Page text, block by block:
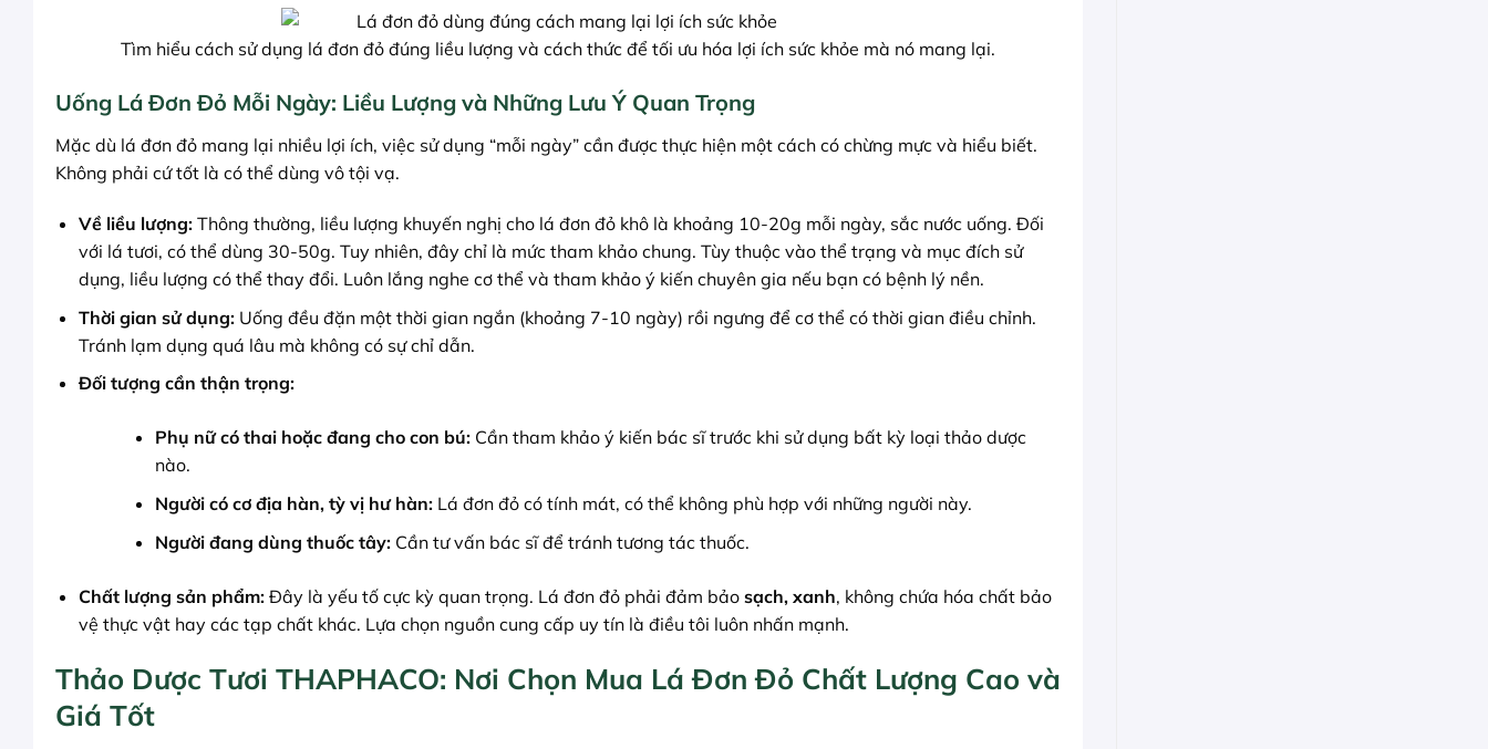
Tìm hiểu cách sử dụng lá đơn đỏ đúng liều lượng và cách thức để tối ưu hóa lợi ích sức khỏe mà nó mang lại.
Uống Lá Đơn Đỏ Mỗi Ngày: Liều Lượng và Những Lưu Ý Quan Trọng
Mặc dù lá đơn đỏ mang lại nhiều lợi ích, việc sử dụng “mỗi ngày” cần được thực hiện một cách có chừng mực và hiểu biết.
Không phải cứ tốt là có thể dùng vô tội vạ.
Về liều lượng:Thông thường, liều lượng khuyến nghị cho lá đơn đỏ khô là khoảng 10-20g mỗi ngày, sắc nước uống. Đối
với lá tươi, có thể dùng 30-50g. Tuy nhiên, đây chỉ là mức tham khảo chung. Tùy thuộc vào thể trạng và mục đích sử
dụng, liều lượng có thể thay đổi. Luôn lắng nghe cơ thể và tham khảo ý kiến chuyên gia nếu bạn có bệnh lý nền.
Thời gian sử dụng:Uống đều đặn một thời gian ngắn (khoảng 7-10 ngày) rồi ngưng để cơ thể có thời gian điều chỉnh.
Tránh lạm dụng quá lâu mà không có sự chỉ dẫn.
Đối tượng cần thận trọng:
Phụ nữ có thai hoặc đang cho con bú:Cần tham khảo ý kiến bác sĩ trước khi sử dụng bất kỳ loại thảo dược
nào.
Người có cơ địa hàn, tỳ vị hư hàn:Lá đơn đỏ có tính mát, có thể không phù hợp với những người này.
Người đang dùng thuốc tây:Cần tư vấn bác sĩ để tránh tương tác thuốc.
Chất lượng sản phẩm:Đây là yếu tố cực kỳ quan trọng. Lá đơn đỏ phải đảm bảo sạch, xanh, không chứa hóa chất bảo
vệ thực vật hay các tạp chất khác. Lựa chọn nguồn cung cấp uy tín là điều tôi luôn nhấn mạnh.
Thảo Dược Tươi THAPHACO: Nơi Chọn Mua Lá Đơn Đỏ Chất Lượng Cao và
Giá Tốt